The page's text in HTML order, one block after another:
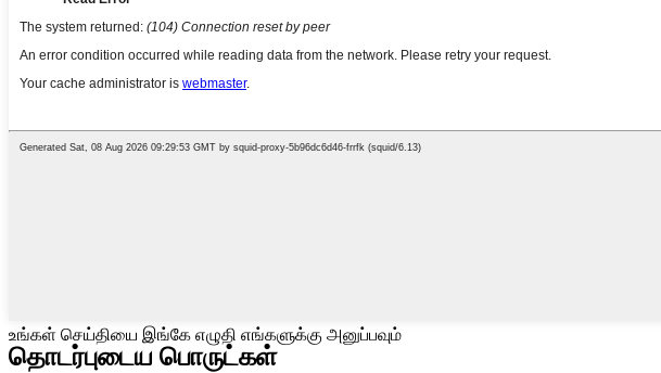
உங்கள் செய்தியை இங்கே எழுதி எங்களுக்கு அனுப்பவும்
தொடர்புடைய பொருட்கள்